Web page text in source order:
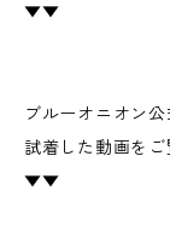
▼▼
ブルーオニオン
試着した動画を
▼▼